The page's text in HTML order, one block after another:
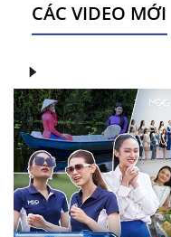
CÁC VIDEO MỚI